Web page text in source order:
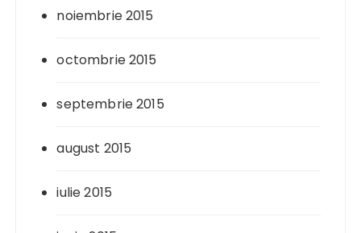
noiembrie 2015
octombrie 2015
septembrie 2015
august 2015
iulie 2015